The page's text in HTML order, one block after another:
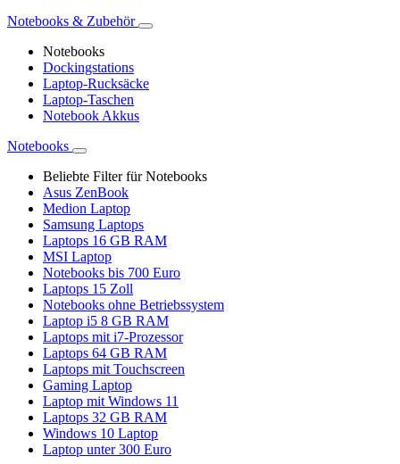
Notebooks & Zubehör
Notebooks
Dockingstations
Laptop-Rucksäcke
Laptop-Taschen
Notebook Akkus
Notebooks
Beliebte Filter für Notebooks
Asus ZenBook
Medion Laptop
Samsung Laptops
Laptops 16 GB RAM
MSI Laptop
Notebooks bis 700 Euro
Laptops 15 Zoll
Notebooks ohne Betriebssystem
Laptop i5 8 GB RAM
Laptops mit i7-Prozessor
Laptops 64 GB RAM
Laptops mit Touchscreen
Gaming Laptop
Laptop mit Windows 11
Laptops 32 GB RAM
Windows 10 Laptop
Laptop unter 300 Euro